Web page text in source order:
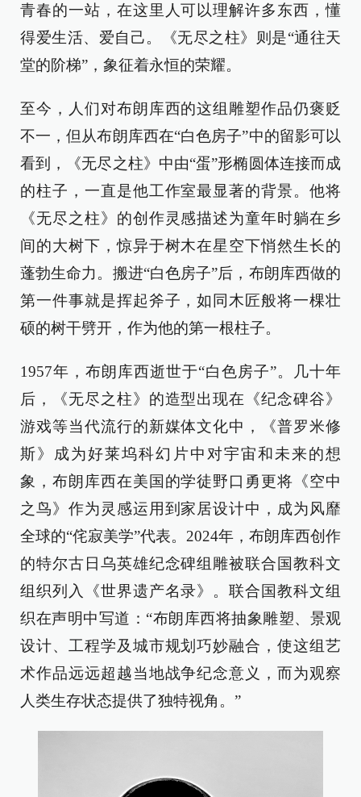
青春的一站，在这里人可以理解许多东西，懂
得爱生活、爱自己。《无尽之柱》则是“通往天
堂的阶梯”，象征着永恒的荣耀。
至今，人们对布朗库西的这组雕塑作品仍褒贬
不一，但从布朗库西在“白色房子”中的留影可以
看到，《无尽之柱》中由“蛋”形椭圆体连接而成
的柱子，一直是他工作室最显著的背景。他将
《无尽之柱》的创作灵感描述为童年时躺在乡
间的大树下，惊异于树木在星空下悄然生长的
蓬勃生命力。搬进“白色房子”后，布朗库西做的
第一件事就是挥起斧子，如同木匠般将一棵壮
硕的树干劈开，作为他的第一根柱子。
1957年，布朗库西逝世于“白色房子”。几十年
后，《无尽之柱》的造型出现在《纪念碑谷》
游戏等当代流行的新媒体文化中，《普罗米修
斯》成为好莱坞科幻片中对宇宙和未来的想
象，布朗库西在美国的学徒野口勇更将《空中
之鸟》作为灵感运用到家居设计中，成为风靡
全球的“侘寂美学”代表。2024年，布朗库西创作
的特尔古日乌英雄纪念碑组雕被联合国教科文
组织列入《世界遗产名录》。联合国教科文组
织在声明中写道：“布朗库西将抽象雕塑、景观
设计、工程学及城市规划巧妙融合，使这组艺
术作品远远超越当地战争纪念意义，而为观察
人类生存状态提供了独特视角。”